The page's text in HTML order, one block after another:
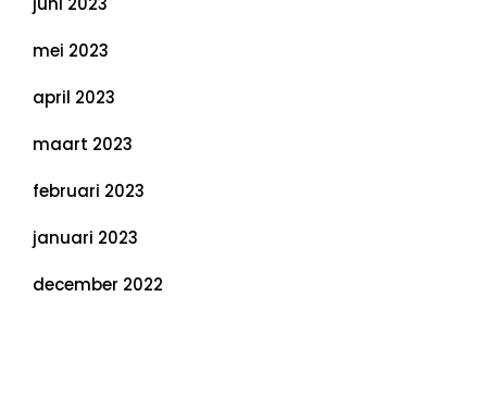
mei 2023
april 2023
maart 2023
februari 2023
januari 2023
december 2022